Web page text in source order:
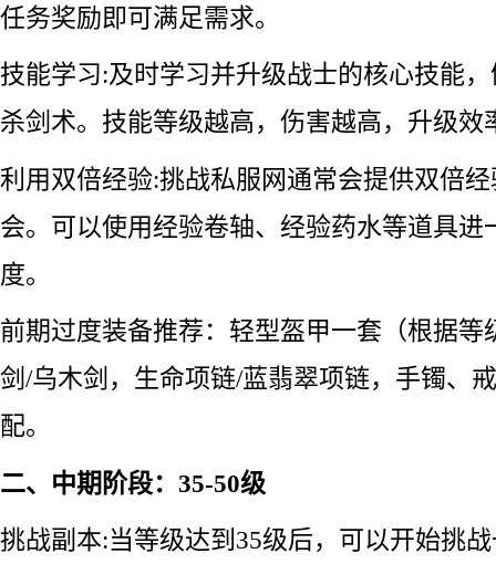
任务奖励即可满足需求。
技能学习:及时学习并升级战士的核心技能
杀剑术。技能等级越高，伤害越高，升级效
利用双倍经验:挑战私服网通常会提供双倍
会。可以使用经验卷轴、经验药水等道具进
度。
前期过度装备推荐：轻型盔甲一套（根据等
剑/乌木剑，生命项链/蓝翡翠项链，手镯、
配。
二、中期阶段：35-50级
挑战副本:当等级达到35级后，可以开始挑